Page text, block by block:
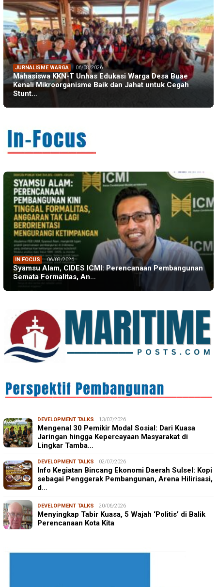
JURNALISME WARGA 06/08/2026
Mahasiswa KKN-T Unhas Edukasi Warga Desa Buae
Kenali Mikroorganisme Baik dan Jahat untuk Cegah
Stunt…
IN FOCUS 06/08/2026
Syamsu Alam, CIDES ICMI: Perencanaan Pembangunan
Semata Formalitas, An…
DEVELOPMENT TALKS 13/07/2026
Mengenal 30 Pemikir Modal Sosial: Dari Kuasa
Jaringan hingga Kepercayaan Masyarakat di
Lingkar Tamba…
DEVELOPMENT TALKS 02/07/2026
Info Kegiatan Bincang Ekonomi Daerah Sulsel: Kopi
sebagai Penggerak Pembangunan, Arena Hilirisasi,
d…
DEVELOPMENT TALKS 20/06/2026
Menyingkap Tabir Kuasa, 5 Wajah ‘Politis’ di Balik
Perencanaan Kota Kita